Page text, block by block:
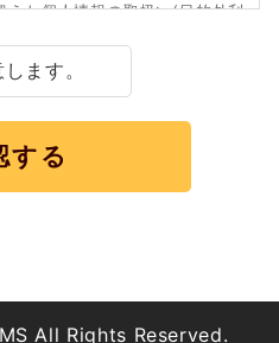
えた個人情報の取扱い(目的外利
関する法令、国が定める指針及
。
は、合理的な安全対策を講じ、
を注入し、個人情報のセキュリ
ます。
All Rights Reserved.